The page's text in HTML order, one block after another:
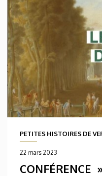
PETITES HISTOIRES DE
22 mars 2023
CONFÉRENCE